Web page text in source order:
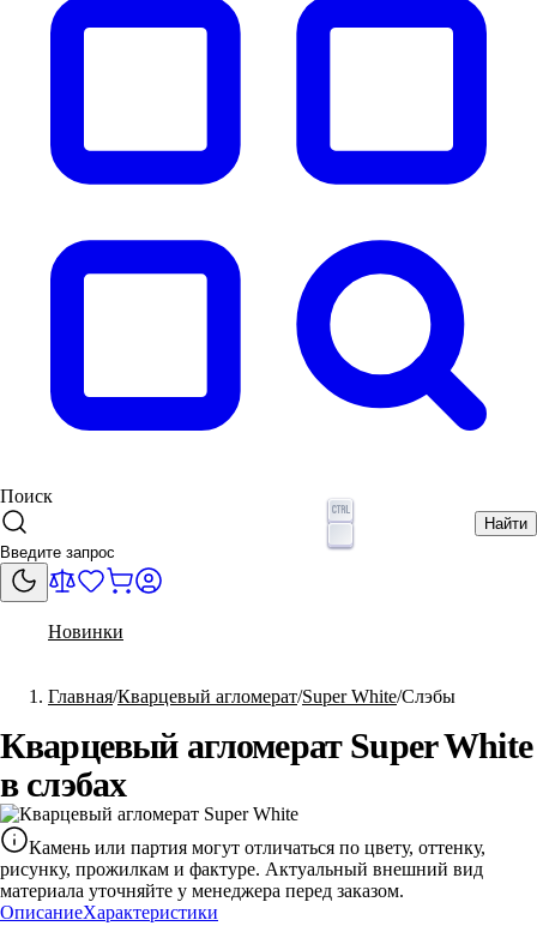
Поиск
Найти
Новинки
Главная Кварцевый агломерат Super White Слэбы
Кварцевый агломерат Super White
в слэбах
Камень или партия могут отличаться по цвету, оттенку,
рисунку, прожилкам и фактуре. Актуальный внешний вид
материала уточняйте у менеджера перед заказом.
ОписаниеХарактеристики